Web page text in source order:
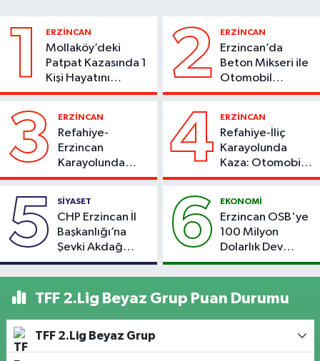
1 ERZİNCAN
Mollaköy’deki
Patpat Kazasında 1
Kişi Hayatını
Kaybetti
2 ERZİNCAN
Erzincan’da
Beton Mikseri ile
Otomobil
Çarpıştı
3 ERZİNCAN
Refahiye-
Erzincan
Karayolunda
Kaza: Otomobil
2 Kişi Yaralandı
4 ERZİNCAN
Refahiye-İliç
Karayolunda
Kaza: Otomobil
Yoldan Çıktı, 6
5 SİYASET
CHP Erzincan İl
Başkanlığı’na
Şevki Akdağ
Atandı!
6 EKONOMİ
Erzincan OSB'ye
100 Milyon
Dolarlık Dev
Yatırım: Bin Kişiye
İstihdam
Hedefleniyor
TFF 2.Lig Beyaz Grup Puan Durumu
TFF 2.Lig Beyaz Grup